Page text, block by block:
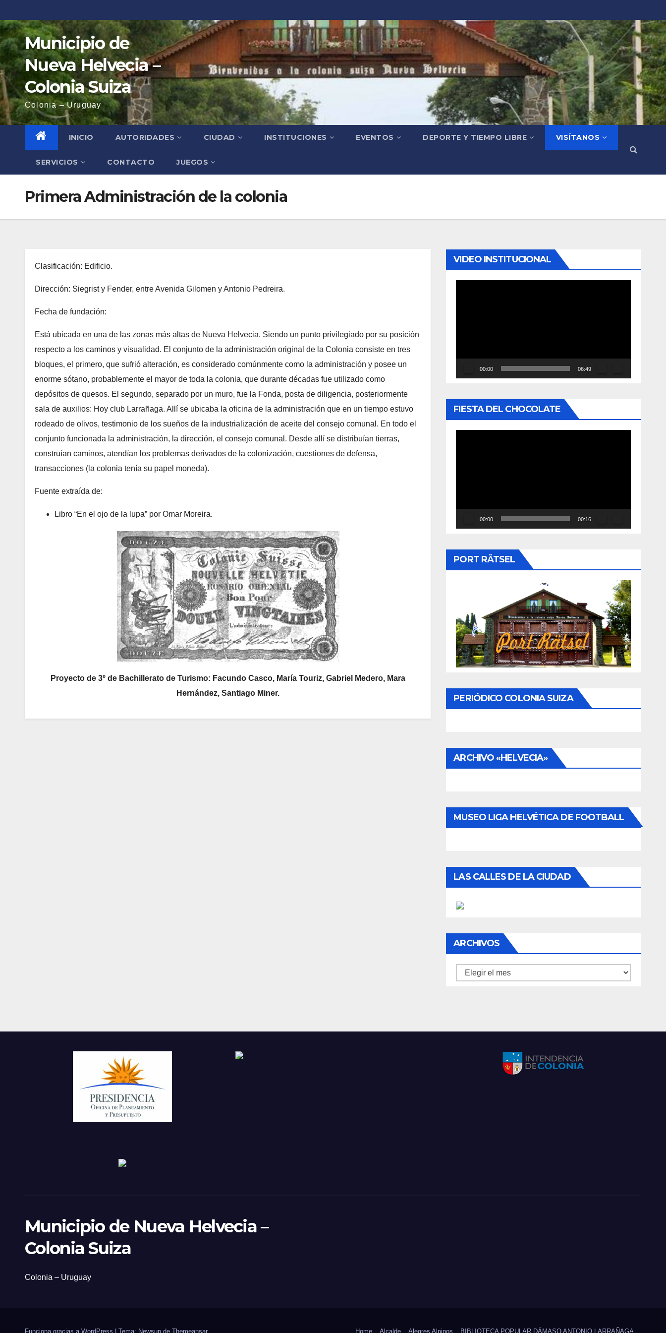
al
contenidoMunicipio de
Nueva Helvecia –
Colonia Suiza
Colonia – Uruguay
INICIO AUTORIDADES CIUDAD INSTITUCIONES EVENTOS DEPORTE Y TIEMPO LIBRE VISÍTANOS
SERVICIOS CONTACTO JUEGOS
Primera Administración de la colonia
Clasificación: Edificio.
Dirección: Siegrist y Fender, entre Avenida Gilomen y Antonio Pedreira.
Fecha de fundación:
Está ubicada en una de las zonas más altas de Nueva Helvecia. Siendo un punto privilegiado por su posición
respecto a los caminos y visualidad. El conjunto de la administración original de la Colonia consiste en tres
bloques, el primero, que sufrió alteración, es considerado comúnmente como la administración y posee un
enorme sótano, probablemente el mayor de toda la colonia, que durante décadas fue utilizado como
depósitos de quesos. El segundo, separado por un muro, fue la Fonda, posta de diligencia, posteriormente
sala de auxilios: Hoy club Larrañaga. Allí se ubicaba la oficina de la administración que en un tiempo estuvo
rodeado de olivos, testimonio de los sueños de la industrialización de aceite del consejo comunal. En todo el
conjunto funcionada la administración, la dirección, el consejo comunal. Desde allí se distribuían tierras,
construían caminos, atendían los problemas derivados de la colonización, cuestiones de defensa,
transacciones (la colonia tenía su papel moneda).
Fuente extraída de:
Libro “En el ojo de la lupa” por Omar Moreira.
Proyecto de 3º de Bachillerato de Turismo: Facundo Casco, María Touriz, Gabriel Medero, Mara
Hernández, Santiago Miner.
VIDEO INSTITUCIONAL
00:00 06:49
FIESTA DEL CHOCOLATE
00:00 00:16
PORT RÄTSEL
PERIÓDICO COLONIA SUIZA
ARCHIVO «HELVECIA»
MUSEO LIGA HELVÉTICA DE FOOTBALL
LAS CALLES DE LA CIUDAD
ARCHIVOS
Archivos
Municipio de Nueva Helvecia –
Colonia Suiza
Colonia – Uruguay
Funciona gracias a WordPress Tema: Newsup de Themeansar Home Alcalde Alegres Alpinos BIBLIOTECA POPULAR DÁMASO ANTONIO LARRAÑAGA